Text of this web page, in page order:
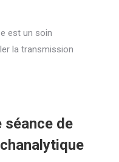
est un soin
la transmission
séance de